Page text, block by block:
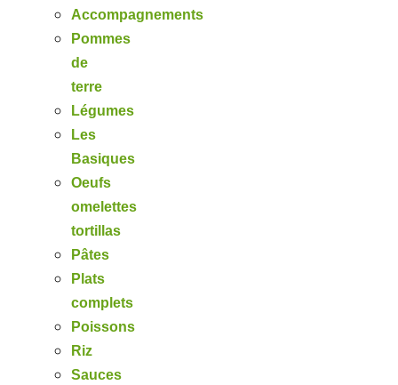
Accompagnements
Pommes
de
terre
Légumes
Les
Basiques
Oeufs
omelettes
tortillas
Pâtes
Plats
complets
Poissons
Riz
Sauces